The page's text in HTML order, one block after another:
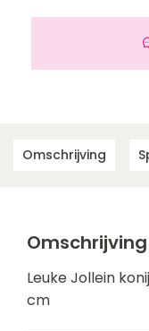
Omschrijving
Omschrijving
Leuke Jollein
cm